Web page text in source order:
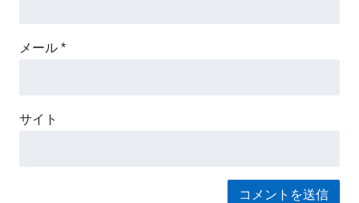
メール *
サイト